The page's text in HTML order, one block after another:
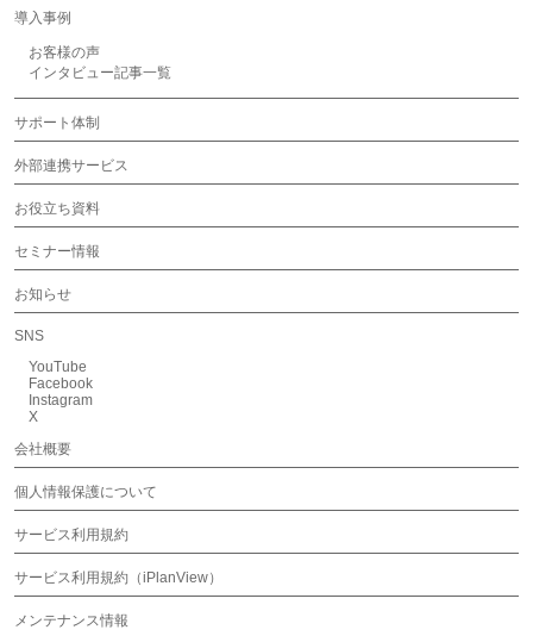
導入事例
お客様の声
インタビュー記事一覧
サポート体制
外部連携サービス
お役立ち資料
セミナー情報
お知らせ
SNS
YouTube
Facebook
Instagram
X
会社概要
個人情報保護について
サービス利用規約
サービス利用規約（iPlanView）
メンテナンス情報